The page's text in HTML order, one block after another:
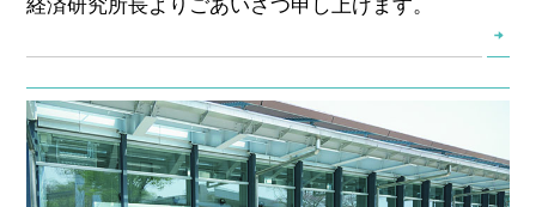
経済研究所長よりごあいさつ申し上げます。